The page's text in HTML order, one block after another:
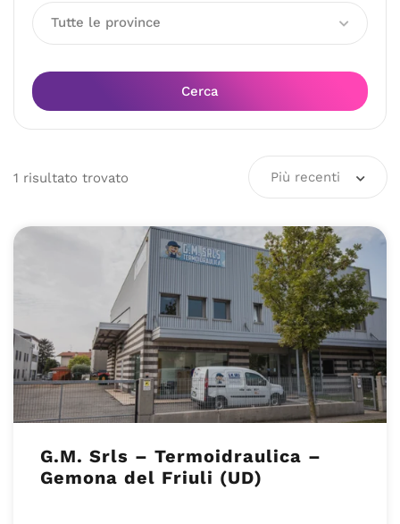
Tutte le province
Cerca
1 risultato trovato Più recenti
G.M. Srls – Termoidraulica –
Gemona del Friuli (UD)